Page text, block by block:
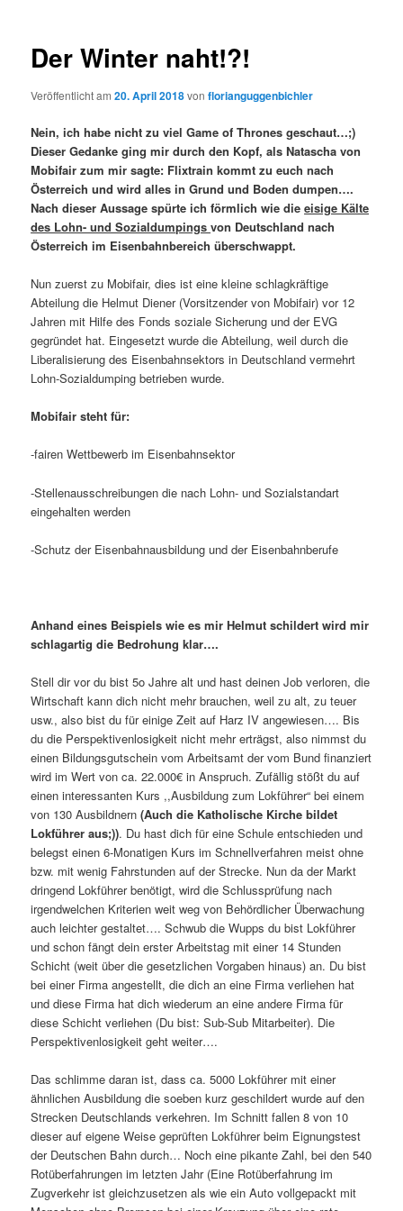
Der Winter naht!?!
Veröffentlicht am20. April 2018vonflorianguggenbichler
Nein, ich habe nicht zu viel Game of Thrones geschaut…;)
Dieser Gedanke ging mir durch den Kopf, als Natascha von
Mobifair zum mir sagte: Flixtrain kommt zu euch nach
Österreich und wird alles in Grund und Boden dumpen….
Nach dieser Aussage spürte ich förmlich wie dieeisige Kälte
des Lohn- und Sozialdumpingsvon Deutschland nach
Österreich im Eisenbahnbereich überschwappt.
Nun zuerst zu Mobifair, dies ist eine kleine schlagkräftige
Abteilung die Helmut Diener (Vorsitzender von Mobifair) vor 12
Jahren mit Hilfe des Fonds soziale Sicherung und der EVG
gegründet hat. Eingesetzt wurde die Abteilung, weil durch die
Liberalisierung des Eisenbahnsektors in Deutschland vermehrt
Lohn-Sozialdumping betrieben wurde.
Mobifair steht für:
-fairen Wettbewerb im Eisenbahnsektor
-Stellenausschreibungen die nach Lohn- und Sozialstandart
eingehalten werden
-Schutz der Eisenbahnausbildung und der Eisenbahnberufe
Anhand eines Beispiels wie es mir Helmut schildert wird mir
schlagartig die Bedrohung klar….
Stell dir vor du bist 5o Jahre alt und hast deinen Job verloren, die
Wirtschaft kann dich nicht mehr brauchen, weil zu alt, zu teuer
usw., also bist du für einige Zeit auf Harz IV angewiesen…. Bis
du die Perspektivenlosigkeit nicht mehr erträgst, also nimmst du
einen Bildungsgutschein vom Arbeitsamt der vom Bund finanziert
wird im Wert von ca. 22.000€ in Anspruch. Zufällig stößt du auf
einen interessanten Kurs ,,Ausbildung zum Lokführer“ bei einem
von 130 Ausbildnern(Auch die Katholische Kirche bildet
Lokführer aus;)). Du hast dich für eine Schule entschieden und
belegst einen 6-Monatigen Kurs im Schnellverfahren meist ohne
bzw. mit wenig Fahrstunden auf der Strecke. Nun da der Markt
dringend Lokführer benötigt, wird die Schlussprüfung nach
irgendwelchen Kriterien weit weg von Behördlicher Überwachung
auch leichter gestaltet…. Schwub die Wupps du bist Lokführer
und schon fängt dein erster Arbeitstag mit einer 14 Stunden
Schicht (weit über die gesetzlichen Vorgaben hinaus) an. Du bist
bei einer Firma angestellt, die dich an eine Firma verliehen hat
und diese Firma hat dich wiederum an eine andere Firma für
diese Schicht verliehen (Du bist: Sub-Sub Mitarbeiter). Die
Perspektivenlosigkeit geht weiter….
Das schlimme daran ist, dass ca. 5000 Lokführer mit einer
ähnlichen Ausbildung die soeben kurz geschildert wurde auf den
Strecken Deutschlands verkehren. Im Schnitt fallen 8 von 10
dieser auf eigene Weise geprüften Lokführer beim Eignungstest
der Deutschen Bahn durch… Noch eine pikante Zahl, bei den 540
Rotüberfahrungen im letzten Jahr (Eine Rotüberfahrung im
Zugverkehr ist gleichzusetzen als wie ein Auto vollgepackt mit